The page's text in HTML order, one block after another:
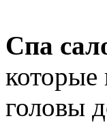
Спа
которые
головы